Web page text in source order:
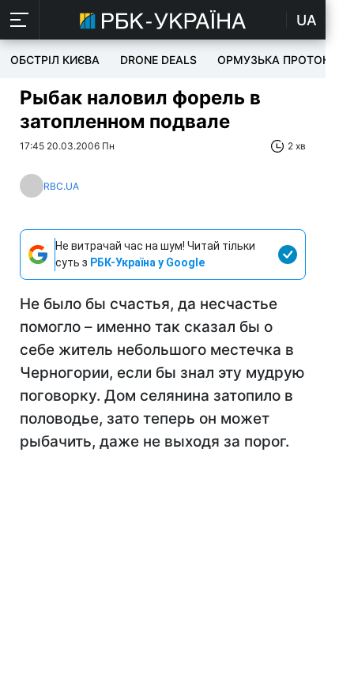
UA
ОБСТРІЛ КИЄВА DRONE DEALS ОРМУЗЬКА ПРОТОКА
Рыбак наловил форель в
затопленном подвале
17:45 20.03.2006 Пн 2 хв
RBC.UA
Не витрачай час на шум! Читай тільки
суть з РБК-Україна у Google
Не было бы счастья, да несчастье
помогло – именно так сказал бы о
себе житель небольшого местечка в
Черногории, если бы знал эту мудрую
поговорку. Дом селянина затопило в
половодье, зато теперь он может
рыбачить, даже не выходя за порог.